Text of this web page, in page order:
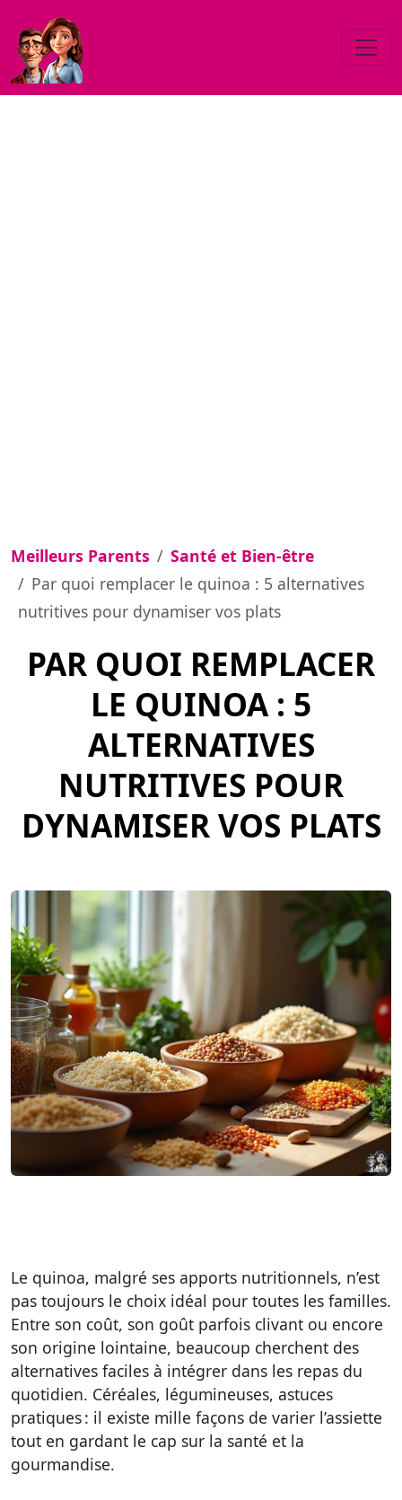
Meilleurs Parents
Santé et Bien-être
Par quoi remplacer le quinoa : 5 alternatives
nutritives pour dynamiser vos plats
PAR QUOI REMPLACER
LE QUINOA : 5
ALTERNATIVES
NUTRITIVES POUR
DYNAMISER VOS PLATS
Le quinoa, malgré ses apports nutritionnels, n’est
pas toujours le choix idéal pour toutes les familles.
Entre son coût, son goût parfois clivant ou encore
son origine lointaine, beaucoup cherchent des
alternatives faciles à intégrer dans les repas du
quotidien. Céréales, légumineuses, astuces
pratiques : il existe mille façons de varier l’assiette
tout en gardant le cap sur la santé et la
gourmandise.